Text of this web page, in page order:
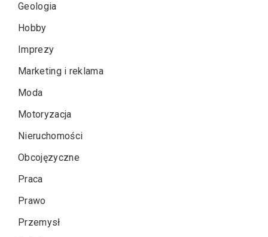
Geologia
Hobby
Imprezy
Marketing i reklama
Moda
Motoryzacja
Nieruchomości
Obcojęzyczne
Praca
Prawo
Przemysł